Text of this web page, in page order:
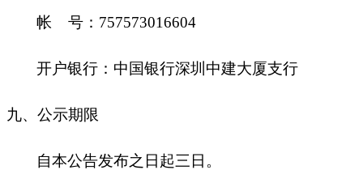
帐 号：757573016604
开户银行：中国银行深圳中建大厦支行
九、公示期限
自本公告发布之日起三日。